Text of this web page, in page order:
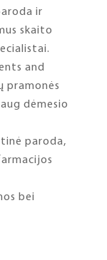
ir
skaito
and
pramonės
dėmesio
paroda,
bei